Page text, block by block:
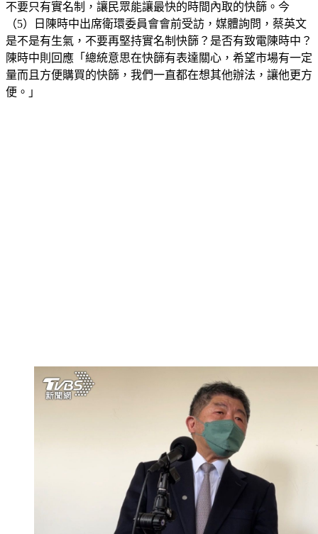
希望相關部門能進行研議，能夠協調更多元的快篩購買通路，
不要只有實名制，讓民眾能讓最快的時間內取的快篩。今
（5）日陳時中出席衛環委員會會前受訪，媒體詢問，蔡英文
是不是有生氣，不要再堅持實名制快篩？是否有致電陳時中？
陳時中則回應「總統意思在快篩有表達關心，希望市場有一定
量而且方便購買的快篩，我們一直都在想其他辦法，讓他更方